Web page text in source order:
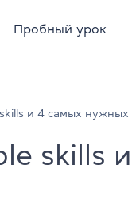
Пробный урок
и 4 самых нужных
skills